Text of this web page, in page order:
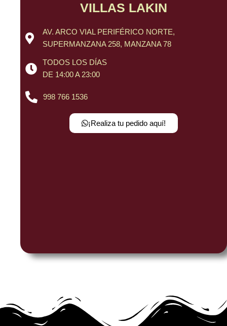
VILLAS LAKIN
AV. ARCO VIAL PERIFÉRICO NORTE,
SUPERMANZANA 258, MANZANA 78
TODOS LOS DÍAS
DE 14:00 A 23:00
998 766 1536
¡Realiza tu pedido aquí!